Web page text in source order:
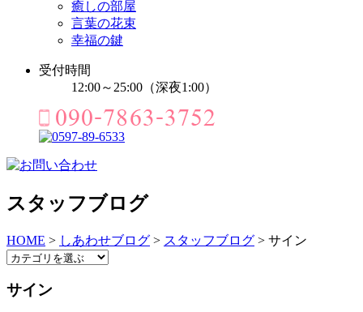
癒しの部屋
言葉の花束
幸福の鍵
受付時間
12:00～25:00（深夜1:00）
スタッフブログ
HOME > しあわせブログ > スタッフブログ > サイン
サイン